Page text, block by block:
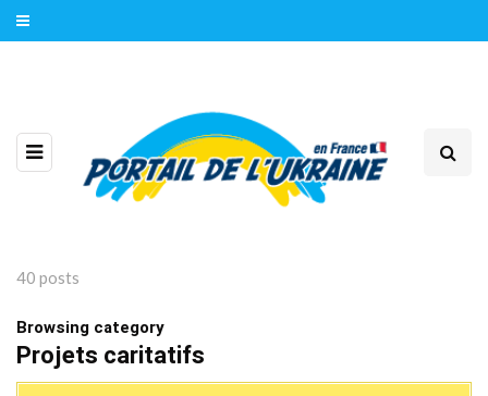
40 posts
Browsing category
Projets caritatifs